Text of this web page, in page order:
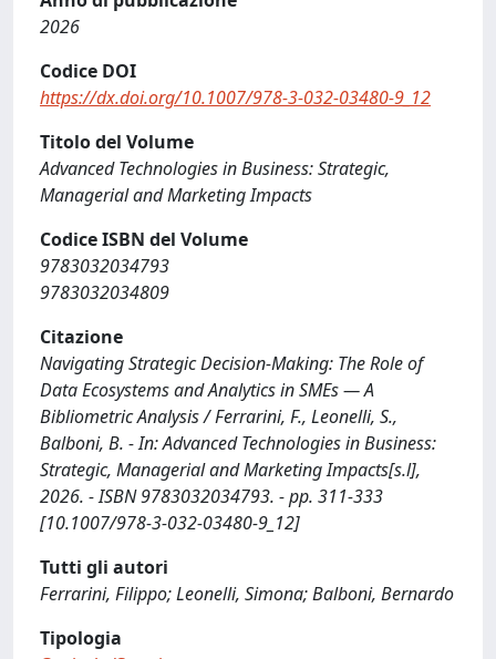
2026
Codice DOI
https://dx.doi.org/10.1007/978-3-032-03480-9_12
Titolo del Volume
Advanced Technologies in Business: Strategic,
Managerial and Marketing Impacts
Codice ISBN del Volume
9783032034793
9783032034809
Citazione
Navigating Strategic Decision-Making: The Role of
Data Ecosystems and Analytics in SMEs — A
Bibliometric Analysis / Ferrarini, F., Leonelli, S.,
Balboni, B. - In: Advanced Technologies in Business:
Strategic, Managerial and Marketing Impacts[s.l],
2026. - ISBN 9783032034793. - pp. 311-333
[10.1007/978-3-032-03480-9_12]
Tutti gli autori
Ferrarini, Filippo; Leonelli, Simona; Balboni, Bernardo
Tipologia